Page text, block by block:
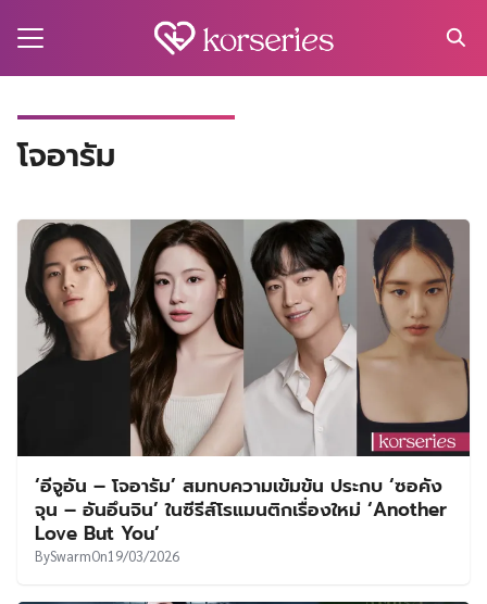
โจอารัม
‘อีจูอัน – โจอารัม’ สมทบความเข้มข้น ประกบ ‘ซอคัง
จุน – อันอึนจิน’ ในซีรีส์โรแมนติกเรื่องใหม่ ‘Another
Love But You’
BySwarmOn19/03/2026